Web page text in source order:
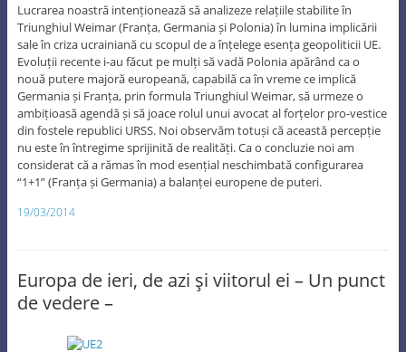
Lucrarea noastră intenționează să analizeze relațiile stabilite în
Triunghiul Weimar (Franța, Germania și Polonia) în lumina implicării
sale în criza ucrainiană cu scopul de a înțelege esența geopoliticii UE.
Evoluții recente i-au făcut pe mulți să vadă Polonia apărând ca o
nouă putere majoră europeană, capabilă ca în vreme ce implică
Germania și Franța, prin formula Triunghiul Weimar, să urmeze o
ambițioasă agendă și să joace rolul unui avocat al forțelor pro-vestice
din fostele republici URSS. Noi observăm totuși că această percepție
nu este în întregime sprijinită de realități. Ca o concluzie noi am
considerat că a rămas în mod esențial neschimbată configurarea
“1+1” (Franța și Germania) a balanței europene de puteri.
19/03/2014
Europa de ieri, de azi şi viitorul ei – Un punct
de vedere –